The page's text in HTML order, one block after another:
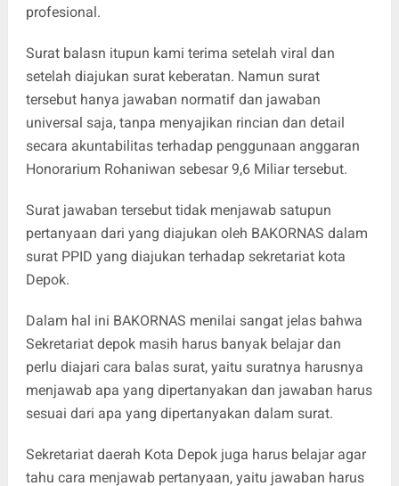
profesional.
Surat balasn itupun kami terima setelah viral dan
setelah diajukan surat keberatan. Namun surat
tersebut hanya jawaban normatif dan jawaban
universal saja, tanpa menyajikan rincian dan detail
secara akuntabilitas terhadap penggunaan anggaran
Honorarium Rohaniwan sebesar 9,6 Miliar tersebut.
Surat jawaban tersebut tidak menjawab satupun
pertanyaan dari yang diajukan oleh BAKORNAS dalam
surat PPID yang diajukan terhadap sekretariat kota
Depok.
Dalam hal ini BAKORNAS menilai sangat jelas bahwa
Sekretariat depok masih harus banyak belajar dan
perlu diajari cara balas surat, yaitu suratnya harusnya
menjawab apa yang dipertanyakan dan jawaban harus
sesuai dari apa yang dipertanyakan dalam surat.
Sekretariat daerah Kota Depok juga harus belajar agar
tahu cara menjawab pertanyaan, yaitu jawaban harus